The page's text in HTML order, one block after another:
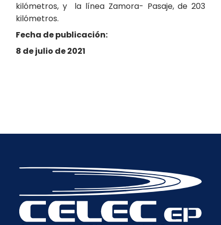
kilómetros, y la línea Zamora- Pasaje, de 203
kilómetros.
Fecha de publicación:
8 de julio de 2021